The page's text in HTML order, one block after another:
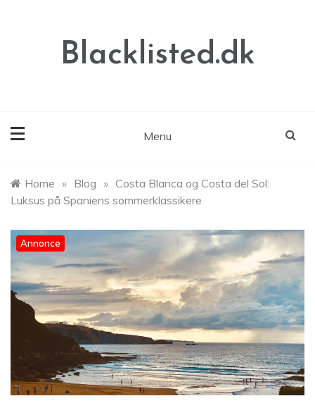
Blacklisted.dk
Menu
Home » Blog » Costa Blanca og Costa del Sol:
Luksus på Spaniens sommerklassikere
Annonce